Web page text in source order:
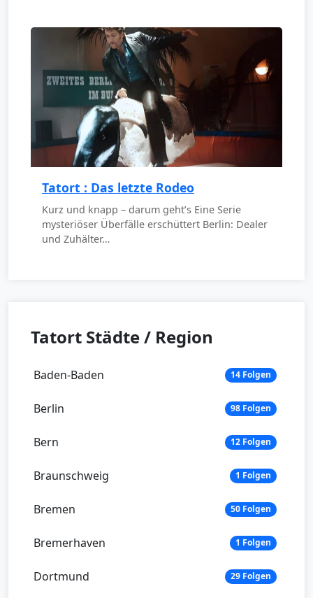
Tatort : Das letzte Rodeo
Kurz und knapp – darum geht’s Eine Serie
mysteriöser Überfälle erschüttert Berlin: Dealer
und Zuhälter…
Tatort Städte / Region
Baden-Baden 14 Folgen
Berlin 98 Folgen
Bern 12 Folgen
Braunschweig 1 Folgen
Bremen 50 Folgen
Bremerhaven 1 Folgen
Dortmund 29 Folgen